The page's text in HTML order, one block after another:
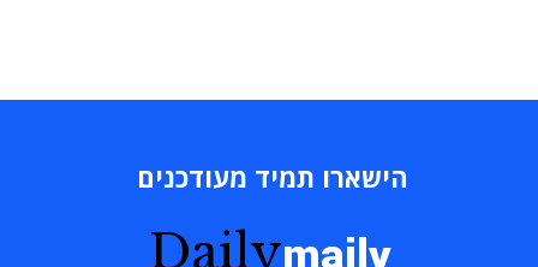
הישארו תמיד מעודכנים
Daily